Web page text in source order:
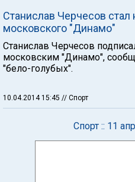
Станислав Черчесов
московского "Динамо"
Станислав Черчесов
московским "Динамо",
"бело-голубых".
10.04.2014 15:45 // Спорт
Спорт :: 11